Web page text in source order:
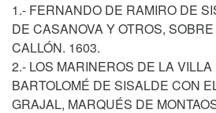
1.- FERNANDO DE RAMIRO DE
DE CASANOVA Y OTROS,
CALLÓN. 1603.
2.- LOS MARINEROS DE LA
BARTOLOMÉ DE SISALDE CON
GRAJAL, MARQUÉS DE